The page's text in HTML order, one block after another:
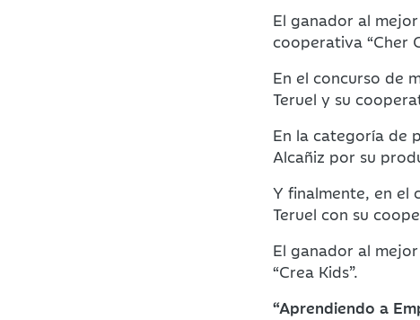
El ganador al
cooperativa “Cher
En el concurso de
Teruel y su
En la categoría de
Alcañiz por su
Y finalmente, en el
Teruel con su
El ganador al
“Crea Kids”.
“Aprendiendo a